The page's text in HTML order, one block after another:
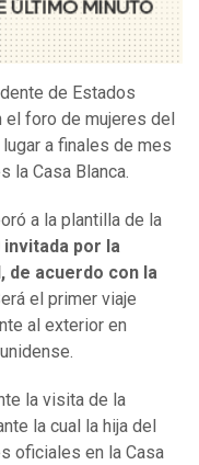
de Estados
el foro de mujeres del
a finales de mes
la Casa Blanca.
a la plantilla de la
por la
de acuerdo con la
el primer viaje
al exterior en
la visita de la
la cual la hija del
oficiales en la Casa